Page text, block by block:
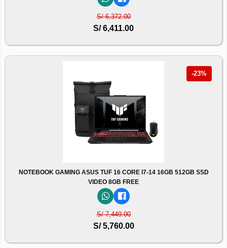
S/ 6,372.00
S/ 6,411.00
-23%
NOTEBOOK GAMING ASUS TUF 16 CORE I7-14 16GB 512GB SSD
VIDEO 8GB FREE
S/ 7,449.00
S/ 5,760.00